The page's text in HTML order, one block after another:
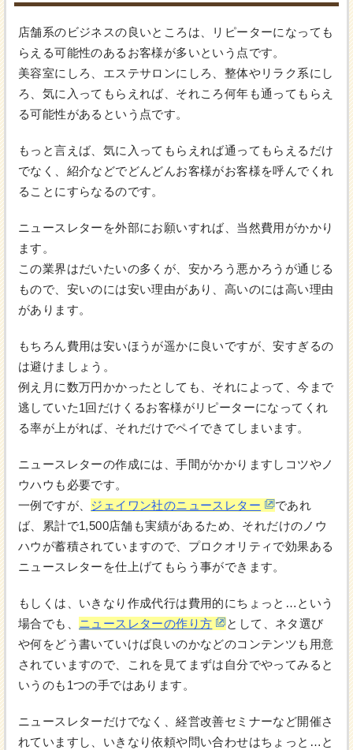
店舗系のビジネスの良いところは、リピーターになっても
らえる可能性のあるお客様が多いという点です。
美容室にしろ、エステサロンにしろ、整体やリラク系にし
ろ、気に入ってもらえれば、それころ何年も通ってもらえ
る可能性があるという点です。
もっと言えば、気に入ってもらえれば通ってもらえるだけ
でなく、紹介などでどんどんお客様がお客様を呼んでくれ
ることにすらなるのです。
ニュースレターを外部にお願いすれば、当然費用がかかり
ます。
この業界はだいたいの多くが、安かろう悪かろうが通じる
もので、安いのには安い理由があり、高いのには高い理由
があります。
もちろん費用は安いほうが遥かに良いですが、安すぎるの
は避けましょう。
例え月に数万円かかったとしても、それによって、今まで
逃していた1回だけくるお客様がリピーターになってくれ
る率が上がれば、それだけでペイできてしまいます。
ニュースレターの作成には、手間がかかりますしコツやノ
ウハウも必要です。
一例ですが、 ジェイワン社のニュースレター
であれ
ば、累計で1,500店舗も実績があるため、それだけのノウ
ハウが蓄積されていますので、プロクオリティで効果ある
ニュースレターを仕上げてもらう事ができます。
もしくは、いきなり作成代行は費用的にちょっと…という
場合でも、 ニュースレターの作り方
として、ネタ選び
や何をどう書いていけば良いのかなどのコンテンツも用意
されていますので、これを見てまずは自分でやってみると
いうのも1つの手ではあります。
ニュースレターだけでなく、経営改善セミナーなど開催さ
れていますし、いきなり依頼や問い合わせはちょっと…と